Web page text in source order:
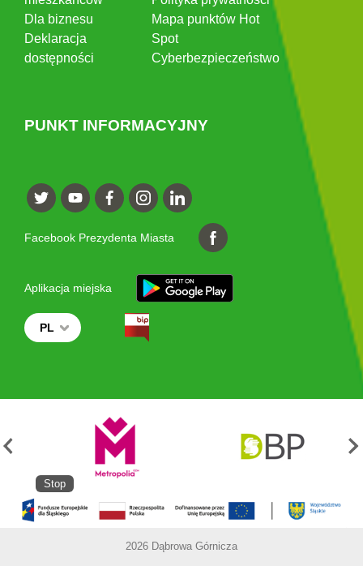
Dla biznesu
Deklaracja
dostępności
Mapa punktów Hot
Spot
Cyberbezpieczeństwo
PUNKT INFORMACYJNY
Facebook Prezydenta Miasta
Aplikacja miejska
PL
Stop
2026 Dąbrowa Górnicza